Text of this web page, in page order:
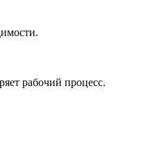
рабочий процесс.